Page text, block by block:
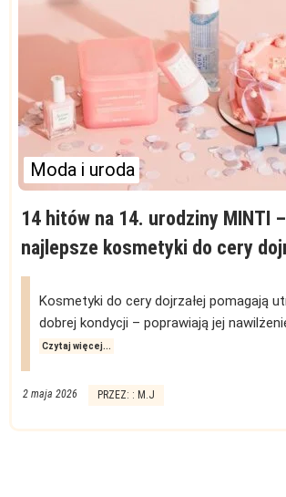
Moda i uroda
14 hitów na 14. urodziny MINTI
najlepsze kosmetyki do cery
Kosmetyki do cery dojrzałej pomagają
dobrej kondycji – poprawiają jej
Czytaj więcej...
2 maja 2026 PRZEZ: : M.J